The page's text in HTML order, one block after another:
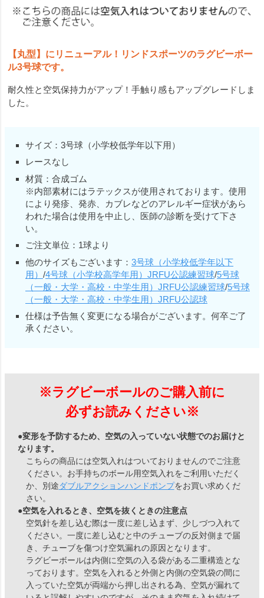
【丸型】にリニューアル！リンドスポーツのラグビーボー
ル3号球です。
耐久性と空気保持力がアップ！手触り感もアップグレードしま
した。
サイズ：3号球（小学校低学年以下用）
レースなし
材質：合成ゴム
※内部素材にはラテックスが使用されております。使用
により発疹、発赤、カブレなどのアレルギー症状があら
われた場合は使用を中止し、医師の診断を受けて下さ
い。
ご注文単位：1球より
他のサイズもございます： 3号球（小学校低学年以下
用） /4号球（小学校高学年用）JRFU公認練習球/5号球
（一般・大学・高校・中学生用）JRFU公認練習球/5号球
（一般・大学・高校・中学生用）JRFU公認球
仕様は予告無く変更になる場合がございます。何卒ご了
承ください。
※ラグビーボールのご購入前に
必ずお読みください※
●変形を予防するため、空気の入っていない状態でのお届けと
なります。
こちらの商品には空気入れはついておりませんのでご注意
ください。お手持ちのボール用空気入れをご利用いただく
か、別途ダブルアクションハンドポンプをお買い求めくだ
さい。
●空気を入れるとき、空気を抜くときの注意点
空気針を差し込む際は一度に差し込まず、少しづつ入れて
ください。一度に差し込むと中のチューブの反対側まで届
き、チューブを傷つけ空気漏れの原因となります。
ラグビーボールは内側に空気の入る袋がある二重構造とな
っております。空気を入れると外側と内側の空気袋の間に
入っていた空気が両端から押し出される為、空気が漏れて